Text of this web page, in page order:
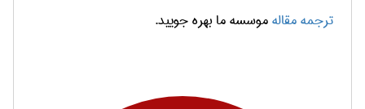
ترجمه مقالهموسسه ما بهره جویید.